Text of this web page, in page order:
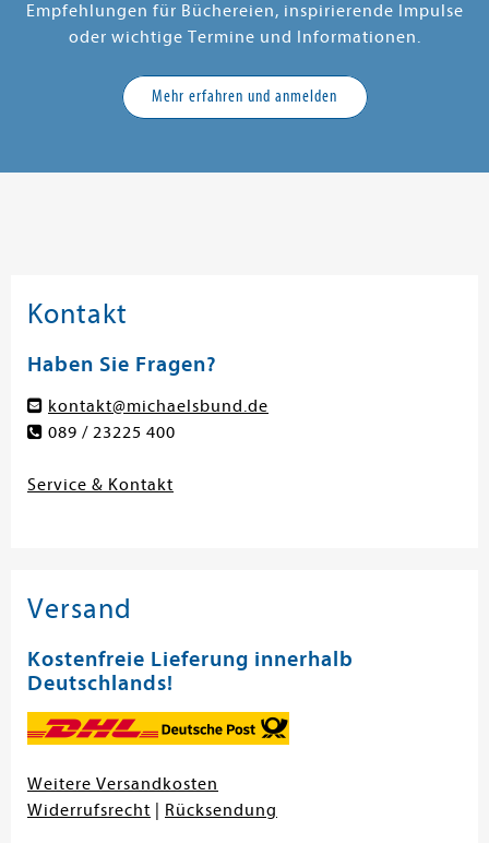
Empfehlungen für Büchereien, inspirierende Impulse
oder wichtige Termine und Informationen.
Mehr erfahren und anmelden
Kontakt
Haben Sie Fragen?
kontakt@michaelsbund.de
089 / 23225 400
Service & Kontakt
Versand
Kostenfreie Lieferung innerhalb
Deutschlands!
Weitere Versandkosten
Widerrufsrecht
Rücksendung